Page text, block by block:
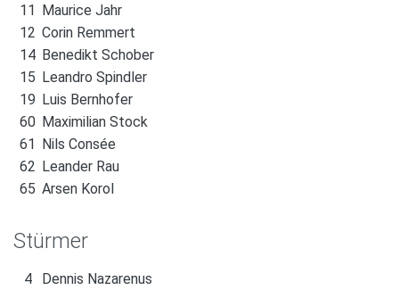
11 Maurice Jahr
12 Corin Remmert
14 Benedikt Schober
15 Leandro Spindler
19 Luis Bernhofer
60 Maximilian Stock
61 Nils Consée
62 Leander Rau
65 Arsen Korol
Stürmer
4
Dennis Nazarenus